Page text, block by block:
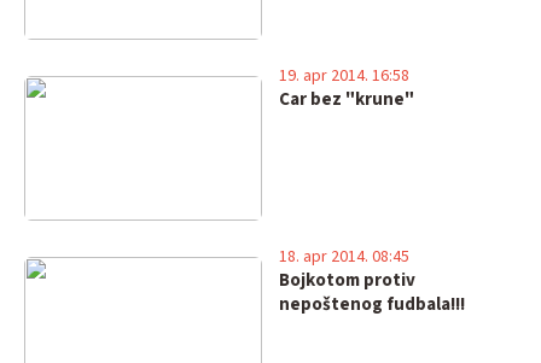
Car bez "krune"
19. apr 2014. 16:58
Bojkotom protiv
nepoštenog fudbala!!!
18. apr 2014. 08:45